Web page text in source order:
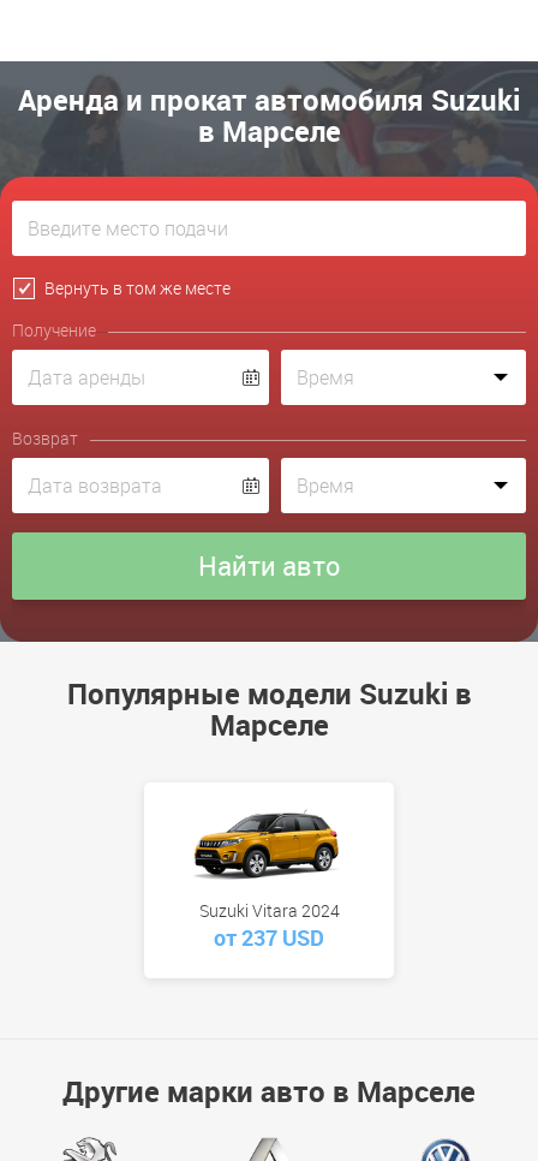
Аренда и прокат автомобиля Suzuki
в Марселе
Вернуть в том же месте
Получение
Возврат
Популярные модели Suzuki в
Марселе
Suzuki Vitara 2024
от 237 USD
Другие марки авто в Марселе